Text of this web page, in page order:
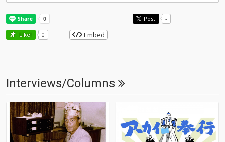
Post -
Like! 0 Embed
Interviews/Columns